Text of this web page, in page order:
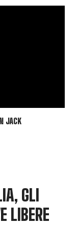
JACK
GLI
LIBERE